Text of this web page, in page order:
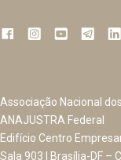
Associação Nacional
ANAJUSTRA Federal
Edifício Centro
Sala 903 | Brasília-DF –